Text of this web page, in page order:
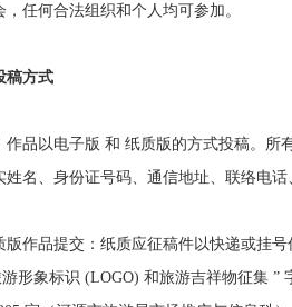
，任何合法组织和个人均可参加。
稿方式
以电子版 和 纸质版的方式投稿。所
姓名、身份证号码、通信地址、联络电话
版作品提交：纸质应征稿件以快递或挂
形象标识 (LOGO) 和旅游吉祥物征集 ”